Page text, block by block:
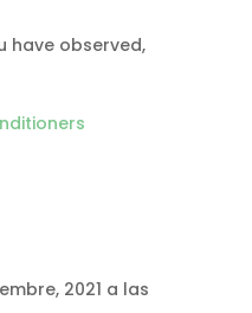
have observed,
2021 a las